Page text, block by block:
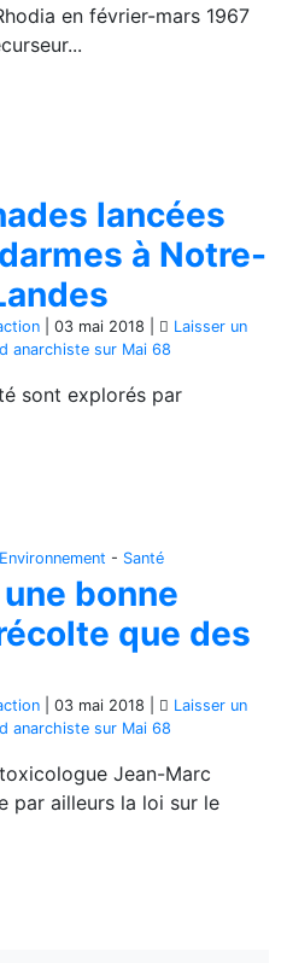
en février-mars 1967
lancées
à Notre-
03 mai 2018
Laisser un
anarchiste sur Mai 68
sont explorés par
Environnement - Santé
bonne
que des
03 mai 2018
Laisser un
anarchiste sur Mai 68
Jean-Marc
par ailleurs la loi sur le